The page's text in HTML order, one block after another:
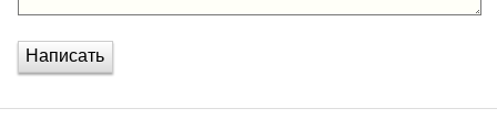
Написать